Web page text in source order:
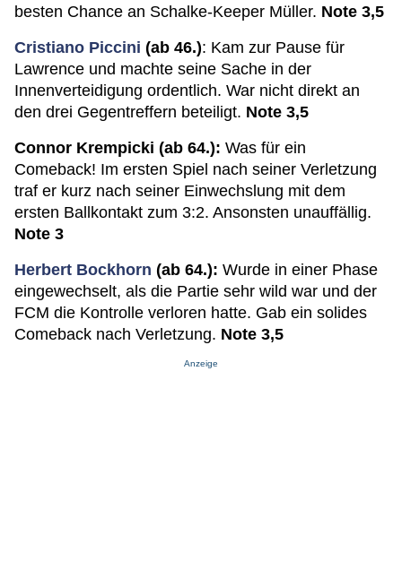
besten Chance an Schalke-Keeper Müller. Note 3,5
Cristiano Piccini (ab 46.): Kam zur Pause für
Lawrence und machte seine Sache in der
Innenverteidigung ordentlich. War nicht direkt an
den drei Gegentreffern beteiligt. Note 3,5
Connor Krempicki (ab 64.): Was für ein
Comeback! Im ersten Spiel nach seiner Verletzung
traf er kurz nach seiner Einwechslung mit dem
ersten Ballkontakt zum 3:2. Ansonsten unauffällig.
Note 3
Herbert Bockhorn (ab 64.): Wurde in einer Phase
eingewechselt, als die Partie sehr wild war und der
FCM die Kontrolle verloren hatte. Gab ein solides
Comeback nach Verletzung. Note 3,5
Anzeige